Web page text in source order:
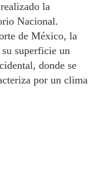
la
Nacional.
de México, la
superficie un
donde se
por un clima